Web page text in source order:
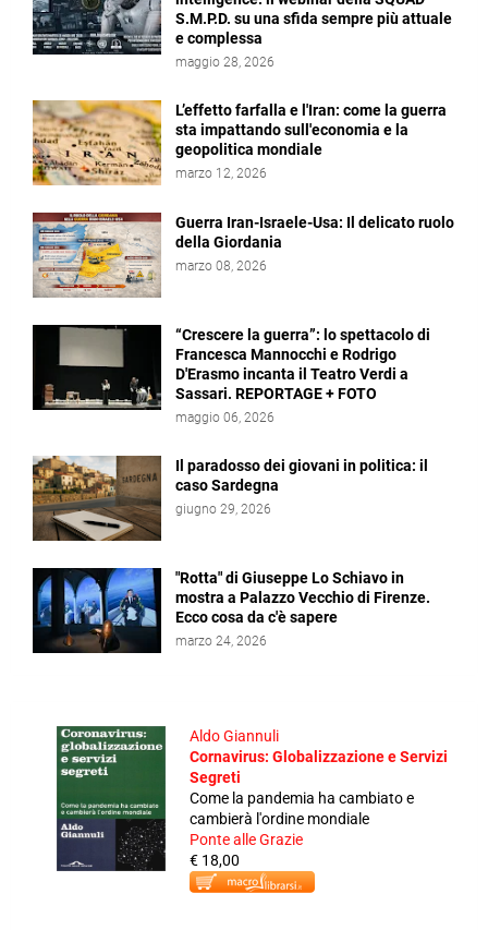
S.M.P.D. su una sfida sempre più attuale
e complessa
maggio 28, 2026
L’effetto farfalla e l'Iran: come la guerra
sta impattando sull'economia e la
geopolitica mondiale
marzo 12, 2026
Guerra Iran-Israele-Usa: Il delicato ruolo
della Giordania
marzo 08, 2026
“Crescere la guerra”: lo spettacolo di
Francesca Mannocchi e Rodrigo
D'Erasmo incanta il Teatro Verdi a
Sassari. REPORTAGE + FOTO
maggio 06, 2026
Il paradosso dei giovani in politica: il
caso Sardegna
giugno 29, 2026
"Rotta" di Giuseppe Lo Schiavo in
mostra a Palazzo Vecchio di Firenze.
Ecco cosa da c'è sapere
marzo 24, 2026
Aldo Giannuli
Cornavirus: Globalizzazione e Servizi
Segreti
Come la pandemia ha cambiato e
cambierà l'ordine mondiale
Ponte alle Grazie
€ 18,00